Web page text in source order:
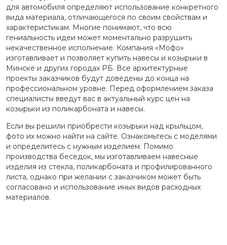
для автомобиля определяют использование конкретного
вида материала, отличающегося по своим свойствам и
характеристикам. Многие понимают, что всю
гениальность идеи может моментально разрушить
некачественное исполнение. Компания «Мофо»
изготавливает и позволяет купить навесы и козырьки в
Минске и других городах РБ. Все архитектурные
проекты заказчиков будут доведены до конца на
профессиональном уровне. Перед оформлением заказа
специалисты введут вас в актуальный курс цен на
козырьки из поликарбоната и навесы.
Если вы решили приобрести козырьки над крыльцом,
фото их можно найти на сайте. Ознакомьтесь с моделями
и определитесь с нужным изделием. Помимо
производства беседок, мы изготавливаем навесные
изделия из стекла, поликарбоната и профилированного
листа, однако при желании с заказчиком может быть
согласовано и использование иных видов расходных
материалов.